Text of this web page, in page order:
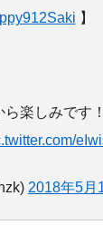
】
楽しみです
2018年5月